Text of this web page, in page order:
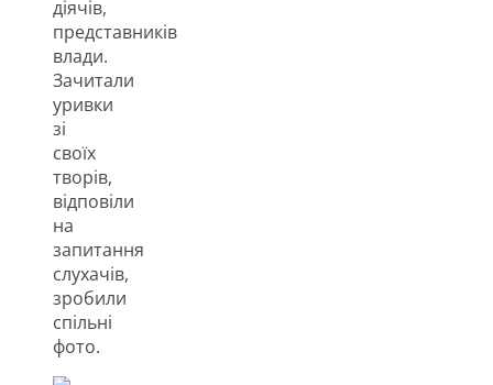
діячів,
представників
влади.
Зачитали
уривки
зі
своїх
творів,
відповіли
на
запитання
слухачів,
зробили
спільні
фото.